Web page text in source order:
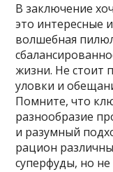
В заключение
это интересные
волшебная
жизни. Не стоит
уловки и
Помните, что
разнообразие
и разумный
рацион
суперфуды, но